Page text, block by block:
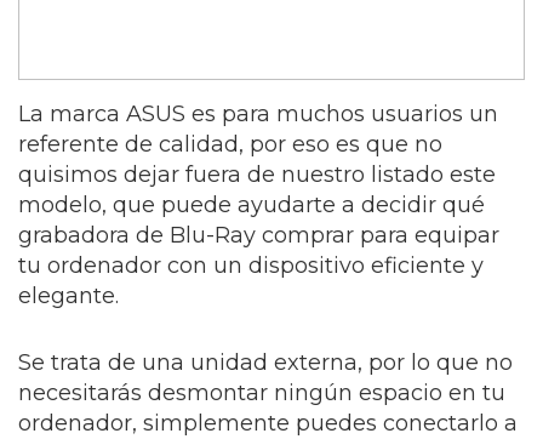
La marca ASUS es para muchos usuarios un
referente de calidad, por eso es que no
quisimos dejar fuera de nuestro listado este
modelo, que puede ayudarte a decidir qué
grabadora de Blu-Ray comprar para equipar
tu ordenador con un dispositivo eficiente y
elegante.
Se trata de una unidad externa, por lo que no
necesitarás desmontar ningún espacio en tu
ordenador, simplemente puedes conectarlo a